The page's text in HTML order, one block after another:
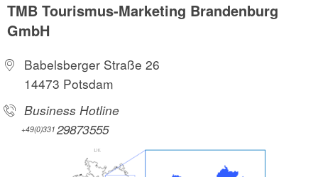
TMB Tourismus-Marketing Brandenburg
GmbH
Babelsberger Straße 26
14473 Potsdam
Business Hotline
+49(0)331 29873555